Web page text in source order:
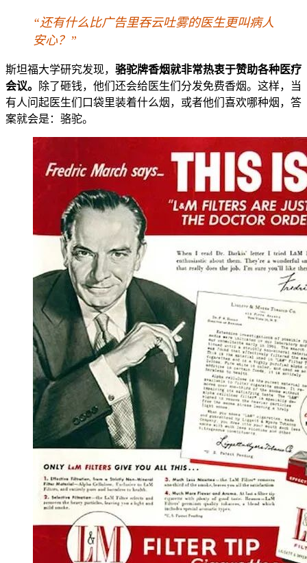
“还有什么比广告里吞云吐雾的医生更叫病人
安心？”
斯坦福大学研究发现， 骆驼牌香烟就非常热衷于赞助各种医疗
会议。
除了砸钱，他们还会给医生们分发免费香烟。这样，当
有人问起医生们口袋里装着什么烟，或者他们喜欢哪种烟，答
案就会是：骆驼。